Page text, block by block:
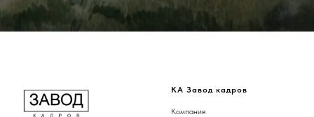
КА Завод кадров
Компания